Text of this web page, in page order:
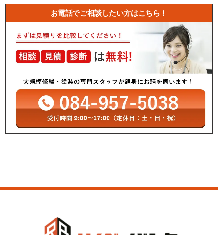
お電話でご相談したい方はこちら！